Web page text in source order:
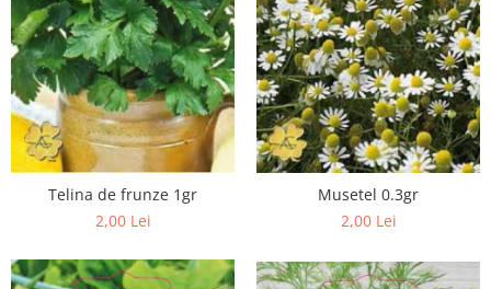
Adăpători
Cuști și țarcuri
Hrana (furaje)
Hrănitoare
Incubatoare
veterinar
Adapatori
Telina de frunze 1gr
2,00 Lei
Musetel 0.3gr
2,00 Lei